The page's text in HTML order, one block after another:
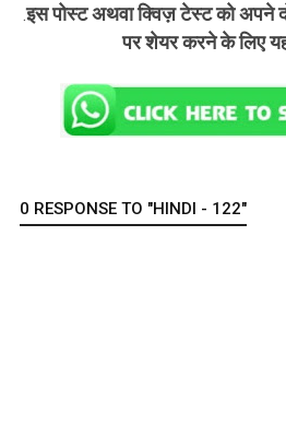
.इस पोस्ट अथवा क्विज़ टेस्ट को अपने
पर शेयर करने के लिए
0 RESPONSE TO "HINDI - 122"